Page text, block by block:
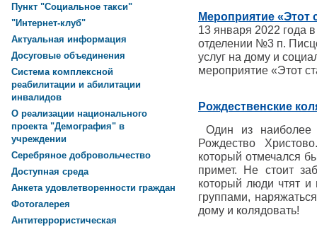
Мероприятие
13 января 2022
отделении №3 п.
услуг на дому и
мероприятие «Этот
Рождественские
Один из наиболее
Рождество
который отмечался
примет. Не стоит
который люди чтят и
группами,
дому и колядовать!
Пункт "Социальное такси"
"Интернет-клуб"
Актуальная информация
Досуговые объединения
Система комплексной
реабилитации и абилитации
инвалидов
О реализации национального
проекта "Демография" в
учреждении
Серебряное добровольчество
Доступная среда
Анкета удовлетворенности граждан
Фотогалерея
Антитеррористическая